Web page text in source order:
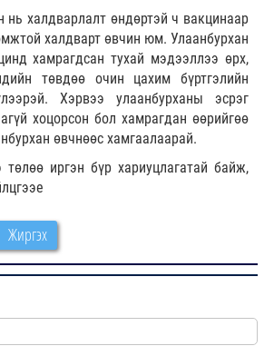
нь халдварлалт өндөртэй ч вакцинаар
халдварт өвчин юм. Улаанбурхан
хамрагдсан тухай мэдээллээ өрх,
төвдөө очин цахим бүртгэлийн
Хэрвээ улаанбурханы эсрэг
хоцорсон бол хамрагдан өөрийгөө
өвчнөөс хамгаалаарай.
төлөө иргэн бүр хариуцлагатай байж,
Жиргэх